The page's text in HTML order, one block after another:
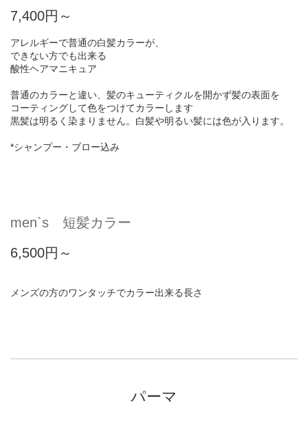
7,400円～
アレルギーで普通の白髪カラーが、
できない方でも出来る
酸性ヘアマニキュア
普通のカラーと違い、髪のキューティクルを開かず髪の表面を
コーティングして色をつけてカラーします
黒髪は明るく染まりません。白髪や明るい髪には色が入ります。
*シャンプー・ブロー込み
men`s 短髪カラー
6,500円～
メンズの方のワンタッチでカラー出来る長さ
パーマ